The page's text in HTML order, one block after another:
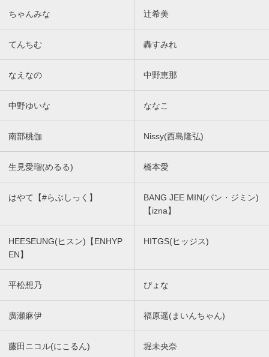
ちゃんみな 辻希美
てんちむ 轟すみれ
なえなの 中野恵那
中野ゆいな ななこ
南部桃伽 Nissy(西島隆弘)
生見愛瑠(めるる) 橋本愛
はやて【#らぶしっく】
BANG JEE MIN(バン・ジミン)
【izna】
HEESEUNG(ヒスン)【ENHYP
EN】
HITGS(ヒッジス)
平松想乃 ぴょな
廣瀬麻伊 福原遥(まいんちゃん)
藤田ニコル(にこるん) 堀未央奈